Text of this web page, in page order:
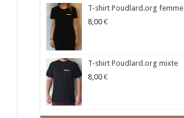
T-shirt Poudlard.org femme
8,00 €
T-shirt Poudlard.org mixte
8,00 €